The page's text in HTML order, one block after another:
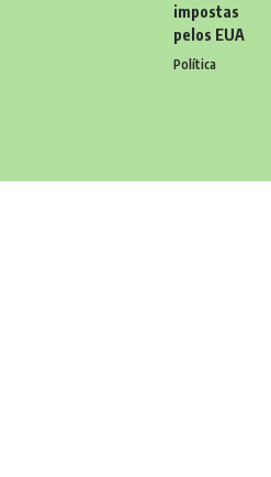
impostas
pelos EUA
Política